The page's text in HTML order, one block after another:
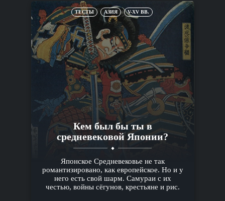
ТЕСТЫ АЗИЯ V-XV ВВ.
Кем был бы ты в
средневековой Японии?
Японское Средневековье не так
романтизировано, как европейское. Но и у
него есть свой шарм. Самураи с их
честью, войны сёгунов, крестьяне и рис.